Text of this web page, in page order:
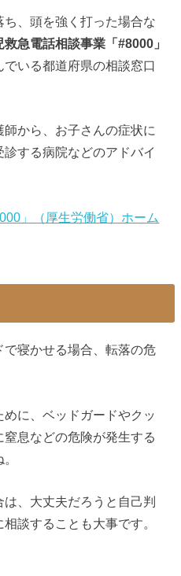
、頭を強く打った場合な
救急電話相談事業「#8000」
いる都道府県の相談窓口
から、お子さんの症状に
する病院などのアドバイ
」（厚生労働省）ホーム
寝かせる場合、転落の危
に、ベッドガードやクッ
息などの危険が発生する
、大丈夫だろうと自己判
談することも大事です。